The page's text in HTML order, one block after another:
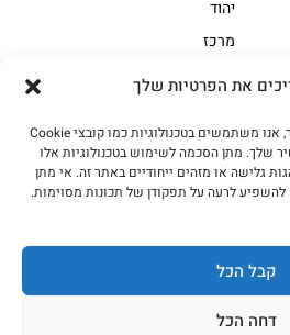
את הפרטיות שלך
כדי לספק את החוויה הטובה ביותר, אנו משתמשים בטכנולוגיות כמו קובצי Cookie
שלך. מתן הסכמה לשימוש בטכנולוגיות אלו
גלישה או מזהים ייחודיים באתר זה. אי מתן
לרעה על תפקודן של תכונות מסוימות.
קבל הכל
דחה הכל
בשר בקר משובח
בשר למעשנת
חלקים אחוריים
מיוחדי מסורת1
עוף
יהוד
מרכז